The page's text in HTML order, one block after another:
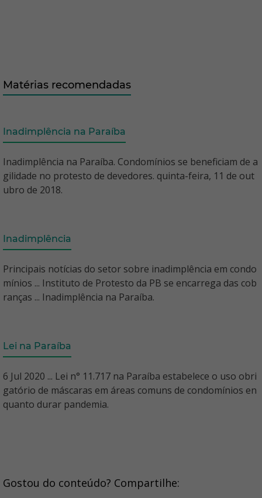
Matérias recomendadas
Inadimplência na Paraíba
Inadimplência na Paraíba. Condomínios se beneficiam de a
gilidade no protesto de devedores. quinta-feira, 11 de out
ubro de 2018.
Inadimplência
Principais notícias do setor sobre inadimplência em condo
mínios ... Instituto de Protesto da PB se encarrega das cob
ranças ... Inadimplência na Paraíba.
Lei na Paraíba
6 Jul 2020 ... Lei n° 11.717 na Paraíba estabelece o uso obri
gatório de máscaras em áreas comuns de condomínios en
quanto durar pandemia.
Gostou do conteúdo? Compartilhe: